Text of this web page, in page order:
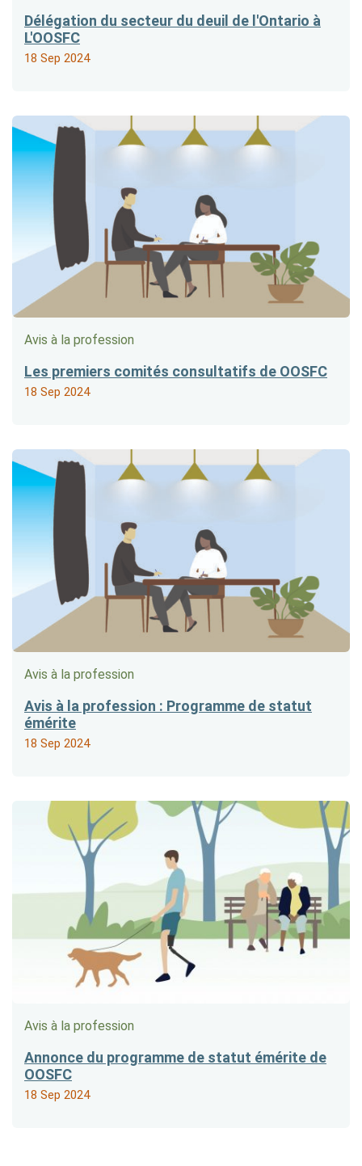
Délégation du secteur du deuil de l'Ontario à
L'OOSFC
18 Sep 2024
Avis à la profession
Les premiers comités consultatifs de OOSFC
18 Sep 2024
Avis à la profession
Avis à la profession : Programme de statut
émérite
18 Sep 2024
Avis à la profession
Annonce du programme de statut émérite de
OOSFC
18 Sep 2024